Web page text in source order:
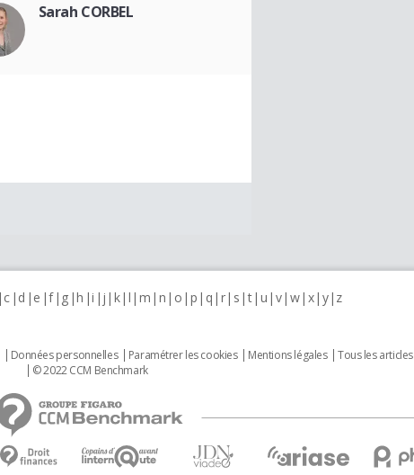
Sarah CORBEL
c d e f g h i j k l m n o p q r s t u v w x y z
Données personnelles Paramétrer les cookies Mentions légales Tous les articles
© 2022 CCM Benchmark